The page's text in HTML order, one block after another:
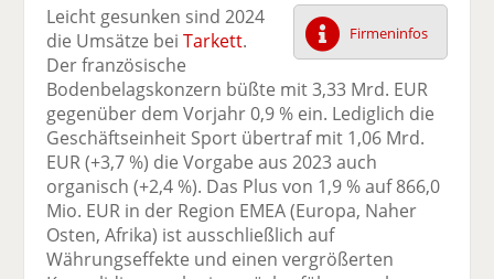
uf
F
ac
e
b
o
o
k
te
e
wi
tt
er
n
uf
Li
n
k
e
di
te
il
n
er
E
m
ai
l
v
se
n
ck
e
n
Firmeninfos
Leicht gesunken sind 2024
die Umsätze beiTarkett.
Der französische
Bodenbelagskonzern büßte mit 3,33 Mrd. EUR
gegenüber dem Vorjahr 0,9 % ein. Lediglich die
Geschäftseinheit Sport übertraf mit 1,06 Mrd.
EUR (+3,7 %) die Vorgabe aus 2023 auch
organisch (+2,4 %). Das Plus von 1,9 % auf 866,0
Mio. EUR in der Region EMEA (Europa, Naher
Osten, Afrika) ist ausschließlich auf
Währungseffekte und einen vergrößerten